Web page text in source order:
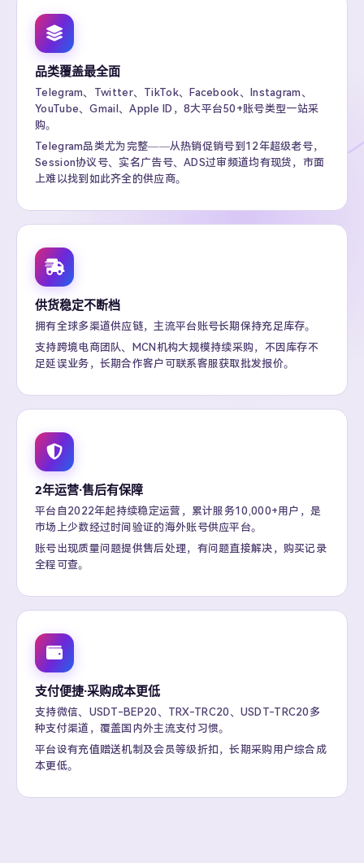
品类覆盖最全面
Telegram、Twitter、TikTok、Facebook、Instagram、
YouTube、Gmail、Apple ID，8大平台50+账号类型一站采
购。
Telegram品类尤为完整——从热销促销号到12年超级老号，
Session协议号、实名广告号、ADS过审频道均有现货，市面
上难以找到如此齐全的供应商。
供货稳定不断档
拥有全球多渠道供应链，主流平台账号长期保持充足库存。
支持跨境电商团队、MCN机构大规模持续采购，不因库存不
足延误业务，长期合作客户可联系客服获取批发报价。
2年运营·售后有保障
平台自2022年起持续稳定运营，累计服务10,000+用户，是
市场上少数经过时间验证的海外账号供应平台。
账号出现质量问题提供售后处理，有问题直接解决，购买记录
全程可查。
支付便捷·采购成本更低
支持微信、USDT-BEP20、TRX-TRC20、USDT-TRC20多
种支付渠道，覆盖国内外主流支付习惯。
平台设有充值赠送机制及会员等级折扣，长期采购用户综合成
本更低。